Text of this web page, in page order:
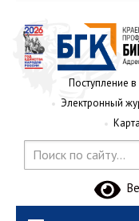
Поступление
Электронный